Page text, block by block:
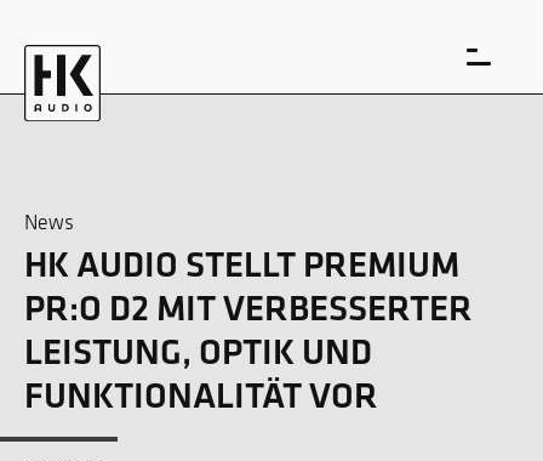
EN
News
HK AUDIO STELLT PREMIUM
PR:O D2 MIT VERBESSERTER
LEISTUNG, OPTIK UND
FUNKTIONALITÄT VOR